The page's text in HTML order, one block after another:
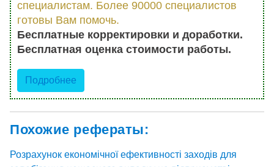
специалистам. Более 90000 специалистов
готовы Вам помочь.
Бесплатные корректировки и доработки.
Бесплатная оценка стоимости работы.
Подробнее
Похожие рефераты:
Розрахунок економічної ефективності заходів для